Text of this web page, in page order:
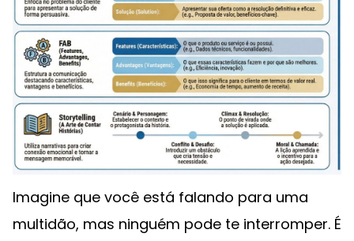
Imagine que você está falando para uma
multidão, mas ninguém pode te interromper. É